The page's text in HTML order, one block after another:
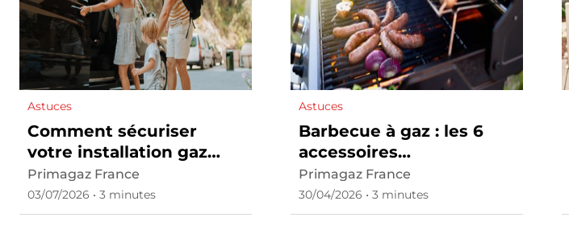
Astuces
Comment sécuriser
votre installation gaz
avant de partir en
vacances ?
Primagaz France
03/07/2026 • 3 minutes
Astuces
Barbecue à gaz : les 6
accessoires
indispensables
Primagaz France
30/04/2026 • 3 minutes